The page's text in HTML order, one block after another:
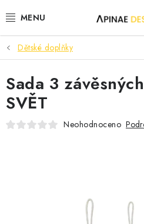
na
PRODUKTY
AKCE
KANCELÁŘSKÝ NÁBYTEK
Dětské doplňky
Sada 3
SVĚT
Neohodnoceno